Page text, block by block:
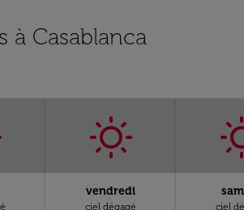
à Casablanca
vendredi
ciel dégagé ciel